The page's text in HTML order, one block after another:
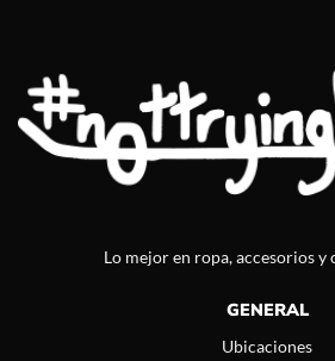
Lo mejor en ropa, accesorios y
GENERAL
Ubicaciones